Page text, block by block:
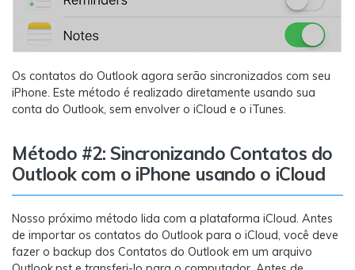
Os contatos do Outlook agora serão sincronizados com seu
iPhone. Este método é realizado diretamente usando sua
conta do Outlook, sem envolver o iCloud e o iTunes.
Método #2: Sincronizando Contatos do
Outlook com o iPhone usando o iCloud
Nosso próximo método lida com a plataforma iCloud. Antes
de importar os contatos do Outlook para o iCloud, você deve
fazer o backup dos Contatos do Outlook em um arquivo